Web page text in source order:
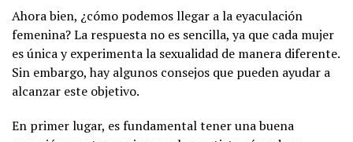
Ahora bien, ¿cómo podemos llegar a la eyaculación
femenina? La respuesta no es sencilla, ya que cada mujer
es única y experimenta la sexualidad de manera diferente.
Sin embargo, hay algunos consejos que pueden ayudar a
alcanzar este objetivo.
En primer lugar, es fundamental tener una buena